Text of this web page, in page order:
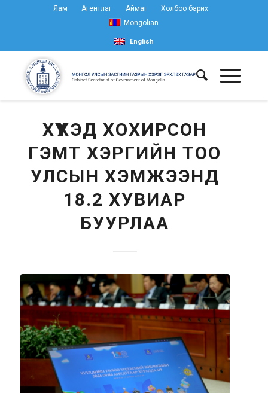
Яам Агентлаг Аймаг
Холбоо барих
Mongolian
English
ХҮҮХЭД ХОХИРСОН
ГЭМТ ХЭРГИЙН ТОО
УЛСЫН ХЭМЖЭЭНД
18.2 ХУВИАР
БУУРЛАА